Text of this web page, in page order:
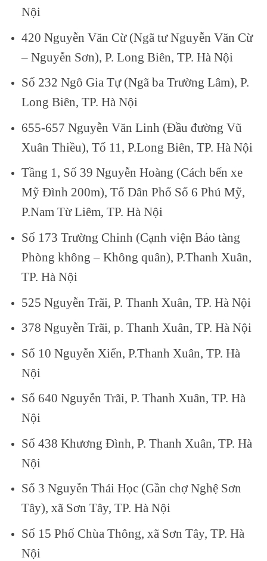
Nội
420 Nguyễn Văn Cừ (Ngã tư Nguyễn Văn Cừ
– Nguyễn Sơn), P. Long Biên, TP. Hà Nội
Số 232 Ngô Gia Tự (Ngã ba Trường Lâm), P.
Long Biên, TP. Hà Nội
655-657 Nguyễn Văn Linh (Đầu đường Vũ
Xuân Thiều), Tổ 11, P.Long Biên, TP. Hà Nội
Tầng 1, Số 39 Nguyễn Hoàng (Cách bến xe
Mỹ Đình 200m), Tổ Dân Phố Số 6 Phú Mỹ,
P.Nam Từ Liêm, TP. Hà Nội
Số 173 Trường Chinh (Cạnh viện Bảo tàng
Phòng không – Không quân), P.Thanh Xuân,
TP. Hà Nội
525 Nguyễn Trãi, P. Thanh Xuân, TP. Hà Nội
378 Nguyễn Trãi, p. Thanh Xuân, TP. Hà Nội
Số 10 Nguyễn Xiển, P.Thanh Xuân, TP. Hà
Nội
Số 640 Nguyễn Trãi, P. Thanh Xuân, TP. Hà
Nội
Số 438 Khương Đình, P. Thanh Xuân, TP. Hà
Nội
Số 3 Nguyễn Thái Học (Gần chợ Nghệ Sơn
Tây), xã Sơn Tây, TP. Hà Nội
Số 15 Phố Chùa Thông, xã Sơn Tây, TP. Hà
Nội